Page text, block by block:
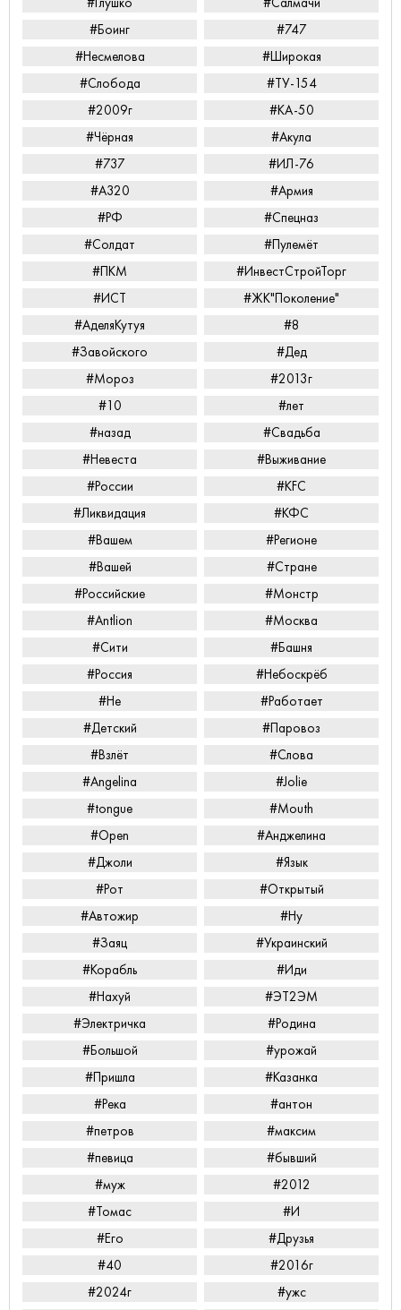
#Боинг
#747
#Несмелова
#Широкая
#Слобода
#ТУ-154
#2009г
#КА-50
#Чёрная
#Акула
#737
#ИЛ-76
#А320
#Армия
#РФ
#Спецназ
#Солдат
#Пулемёт
#ПКМ
#ИнвестСтройТорг
#ИСТ
#ЖК"Поколение"
#АделяКутуя
#8
#Завойского
#Дед
#Мороз
#2013г
#10
#лет
#назад
#Свадьба
#Невеста
#Выживание
#России
#KFC
#Ликвидация
#КФС
#Вашем
#Регионе
#Вашей
#Стране
#Российские
#Монстр
#Antlion
#Москва
#Сити
#Башня
#Россия
#Небоскрёб
#Не
#Работает
#Детский
#Паровоз
#Взлёт
#Слова
#Angelina
#Jolie
#tongue
#Mouth
#Open
#Анджелина
#Джоли
#Язык
#Рот
#Открытый
#Автожир
#Ну
#Заяц
#Украинский
#Корабль
#Иди
#Нахуй
#ЭТ2ЭМ
#Электричка
#Родина
#Большой
#урожай
#Пришла
#Казанка
#Река
#антон
#петров
#максим
#певица
#бывший
#муж
#2012
#Томас
#И
#Его
#Друзья
#40
#2016г
#2024г
#ужс